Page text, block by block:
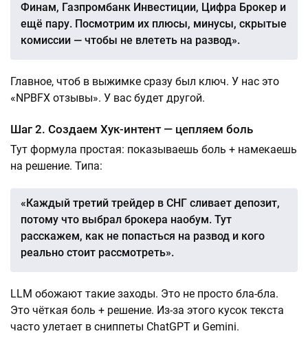
Финам, Газпромбанк Инвестиции, Цифра Брокер и
ещё пару. Посмотрим их плюсы, минусы, скрытые
комиссии — чтобы не влететь на развод».
Главное, чтоб в выжимке сразу был ключ. У нас это
«NPBFX отзывы». У вас будет другой.
Шаг 2. Создаем Хук-интент — цепляем боль
Тут формула простая: показываешь боль + намекаешь
на решение. Типа:
«Каждый третий трейдер в СНГ сливает депозит,
потому что выбрал брокера наобум. Тут
расскажем, как не попасться на развод и кого
реально стоит рассмотреть».
LLM обожают такие заходы. Это не просто бла-бла.
Это чёткая боль + решение. Из-за этого кусок текста
часто улетает в сниппеты ChatGPT и Gemini.